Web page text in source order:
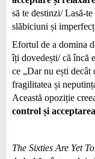
să te destinzi/ Lasă-
slăbiciuni și
Efortul de a domina
îți dovedești/ că încă
ce „Dar nu ești decât
fragilitatea și
Această opoziție
control și
The Sixties Are Yet